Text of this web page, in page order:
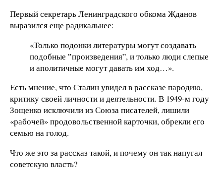
Первый секретарь Ленинградского обкома Жданов
выразился еще радикальнее:
«Только подонки литературы могут создавать
подобные ‟произведения”, и только люди слепые
и аполитичные могут давать им ход…».
Есть мнение, что Сталин увидел в рассказе пародию,
критику своей личности и деятельности. В 1949-м году
Зощенко исключили из Союза писателей, лишили
«рабочей» продовольственной карточки, обрекли его
семью на голод.
Что же это за рассказ такой, и почему он так напугал
советскую власть?